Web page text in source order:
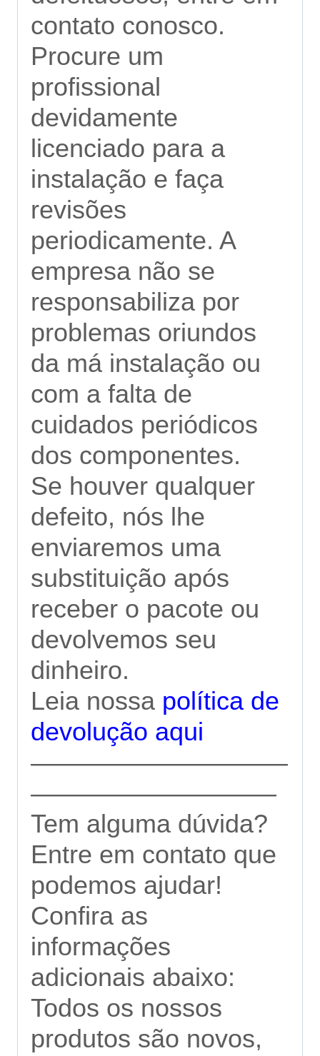
contato conosco.
Procure um
profissional
devidamente
licenciado para a
instalação e faça
revisões
periodicamente. A
empresa não se
responsabiliza por
problemas oriundos
da má instalação ou
com a falta de
cuidados periódicos
dos componentes.
Se houver qualquer
defeito, nós lhe
enviaremos uma
substituição após
receber o pacote ou
devolvemos seu
dinheiro.
Leia nossa política de
devolução aqui
——————————
—————————–
Tem alguma dúvida?
Entre em contato que
podemos ajudar!
Confira as
informações
adicionais abaixo:
Todos os nossos
produtos são novos,